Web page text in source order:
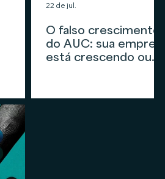
O falso crescimento
do AUC: sua
está crescendo ou
mercado?
22 de jul.